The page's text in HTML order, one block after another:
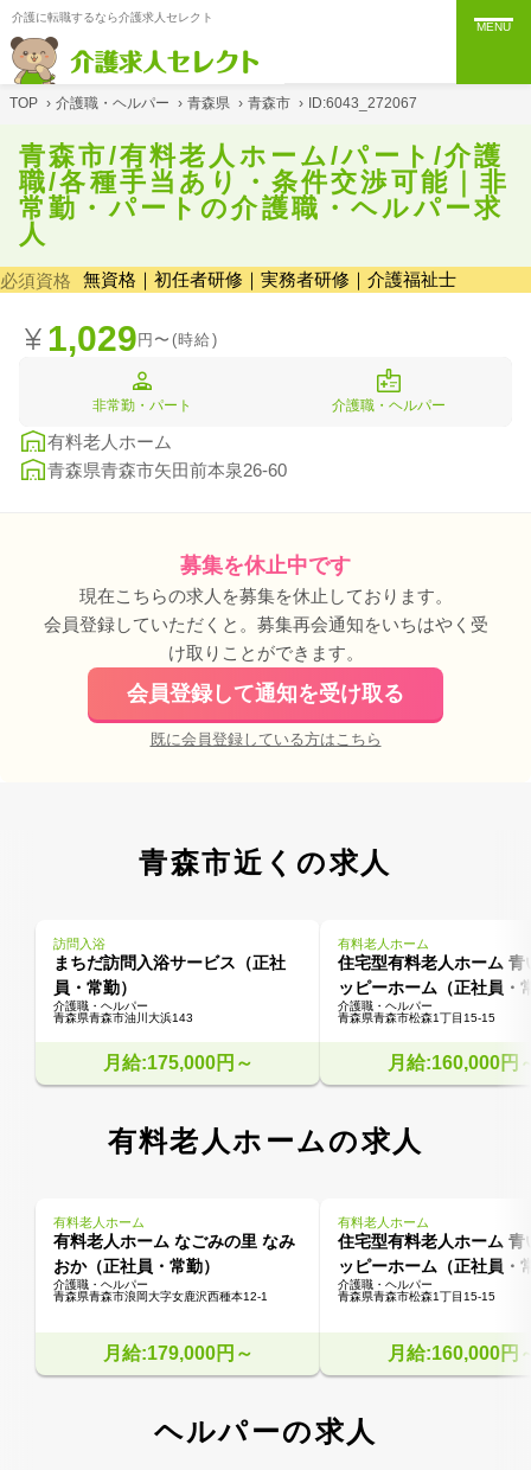
介護に転職するなら介護求人セレクト
MENU
TOP › 介護職・ヘルパー › 青森県 › 青森市 › ID:6043_272067
青森市/有料老人ホーム/パート/介護
職/各種手当あり・条件交渉可能｜非
常勤・パートの介護職・ヘルパー求
人
必須資格 無資格｜初任者研修｜実務者研修｜介護福祉士
1,029円〜(時給)
非常勤・パート 介護職・ヘルパー
有料老人ホーム
青森県青森市矢田前本泉26-60
募集を休止中です
現在こちらの求人を募集を休止しております。
会員登録していただくと。募集再会通知をいちはやく受
け取りことができます。
会員登録して通知を受け取る
既に会員登録している方はこちら
青森市近くの求人
訪問入浴
まちだ訪問入浴サービス（正社
員・常勤）
介護職・ヘルパー
青森県青森市油川大浜143
月給:175,000円～
有料老人ホーム
住宅型有料老人ホーム 青
ッピーホーム（正社員・
介護職・ヘルパー
青森県青森市松森1丁目15-15
月給:160,000円
有料老人ホームの求人
有料老人ホーム
有料老人ホーム なごみの里 なみ
おか（正社員・常勤）
介護職・ヘルパー
青森県青森市浪岡大字女鹿沢西種本12-1
月給:179,000円～
有料老人ホーム
住宅型有料老人ホーム 青
ッピーホーム（正社員・
介護職・ヘルパー
青森県青森市松森1丁目15-15
月給:160,000円
ヘルパーの求人